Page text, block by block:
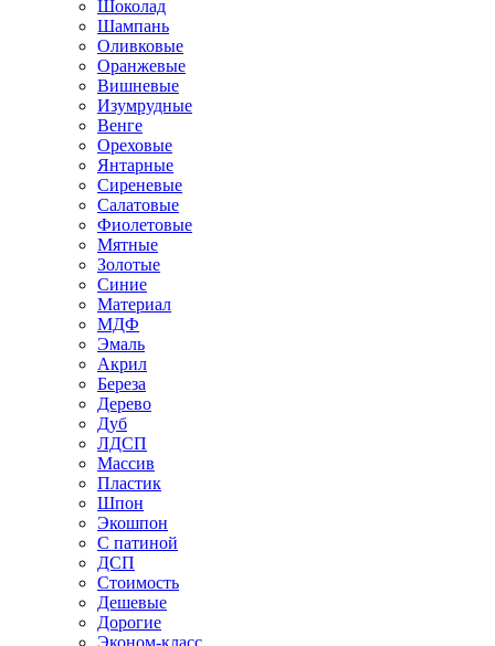
Шоколад
Шампань
Оливковые
Оранжевые
Вишневые
Изумрудные
Венге
Ореховые
Янтарные
Сиреневые
Салатовые
Фиолетовые
Мятные
Золотые
Синие
Материал
МДФ
Эмаль
Акрил
Береза
Дерево
Дуб
ЛДСП
Массив
Пластик
Шпон
Экошпон
С патиной
ДСП
Стоимость
Дешевые
Дорогие
Эконом-класс